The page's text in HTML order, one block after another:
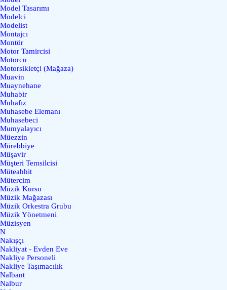
Model Tasarımı
Modelci
Modelist
Montajcı
Montör
Motor Tamircisi
Motorcu
Motorsikletçi (Mağaza)
Muavin
Muaynehane
Muhabir
Muhafız
Muhasebe Elemanı
Muhasebeci
Mumyalayıcı
Müezzin
Mürebbiye
Müşavir
Müşteri Temsilcisi
Müteahhit
Mütercim
Müzik Kursu
Müzik Mağazası
Müzik Orkestra Grubu
Müzik Yönetmeni
Müzisyen
N
Nakışçı
Nakliyat - Evden Eve
Nakliye Personeli
Nakliye Taşımacılık
Nalbant
Nalbur